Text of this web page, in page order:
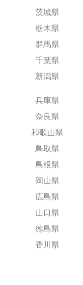
茨城県
栃木県
群馬県
千葉県
新潟県
兵庫県
奈良県
和歌山県
鳥取県
島根県
岡山県
広島県
山口県
徳島県
香川県